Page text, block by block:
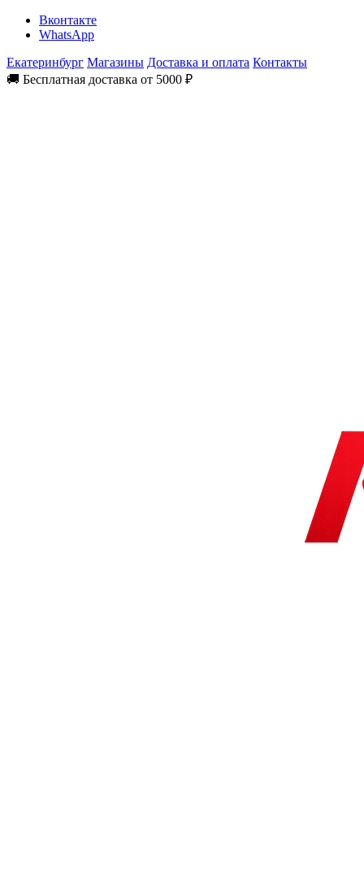
Вконтакте
WhatsApp
Екатеринбург Магазины Доставка и оплата Контакты
🚚 Бесплатная доставка от 5000 ₽